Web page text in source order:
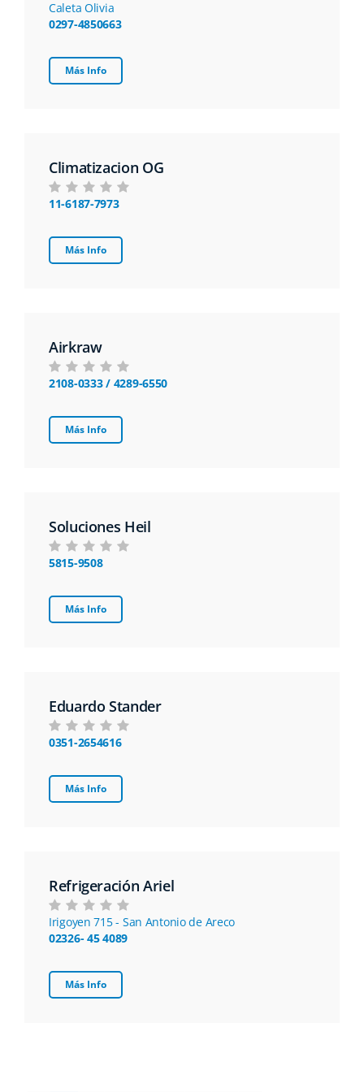
Caleta Olivia
0297-4850663
Más Info
Climatizacion OG
11-6187-7973
Más Info
Airkraw
2108-0333 / 4289-6550
Más Info
Soluciones Heil
5815-9508
Más Info
Eduardo Stander
0351-2654616
Más Info
Refrigeración Ariel
Irigoyen 715 - San Antonio de Areco
02326- 45 4089
Más Info